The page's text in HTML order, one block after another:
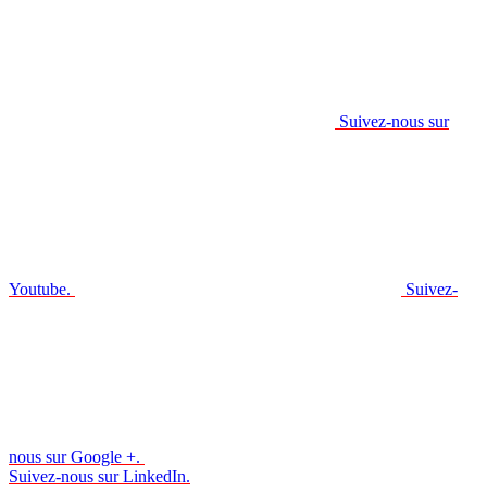
Suivez-nous sur
Youtube. Suivez-
nous sur Google +.
Suivez-nous sur LinkedIn.